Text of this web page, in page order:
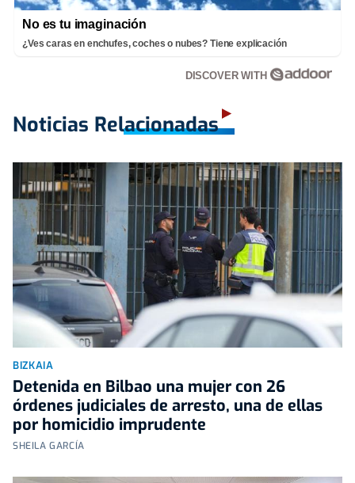
No es tu imaginación
¿Ves caras en enchufes, coches o nubes? Tiene explicación
DISCOVER WITH
Noticias Relacionadas
BIZKAIA
Detenida en Bilbao una mujer con 26
órdenes judiciales de arresto, una de ellas
por homicidio imprudente
SHEILA GARCÍA